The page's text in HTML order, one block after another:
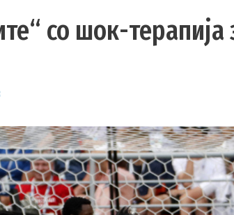
со шок-терапија